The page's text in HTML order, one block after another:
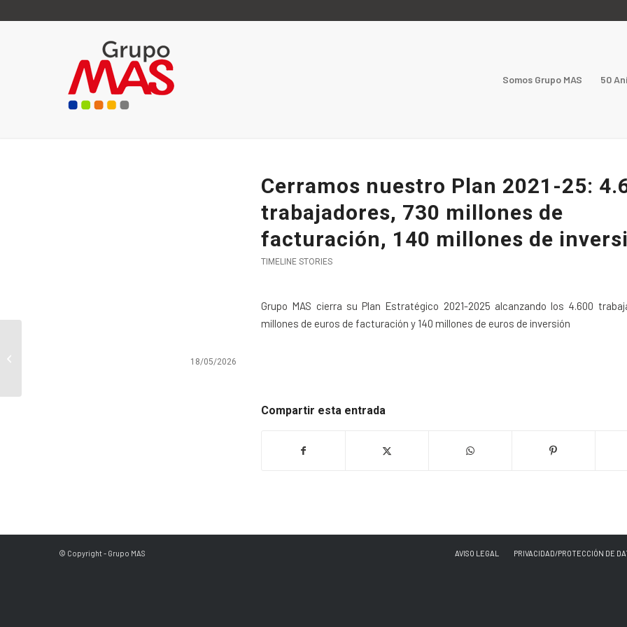
Somos Grupo MAS 50
Cerramos nuestro Plan 2021-25:
trabajadores, 730 millones de
facturación, 140 millones de
TIMELINE STORIES
Grupo MAS cierra su Plan Estratégico 2021-2025 alcanzando los 4.600
millones de euros de facturación y 140 millones de euros de inversión
18/05/2026
Compartir esta entrada
© Copyright - Grupo MAS AVISO LEGAL PRIVACIDAD/PROTECCIÓN DE